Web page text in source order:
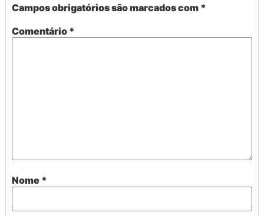
Campos obrigatórios são marcados com *
Comentário *
Nome *